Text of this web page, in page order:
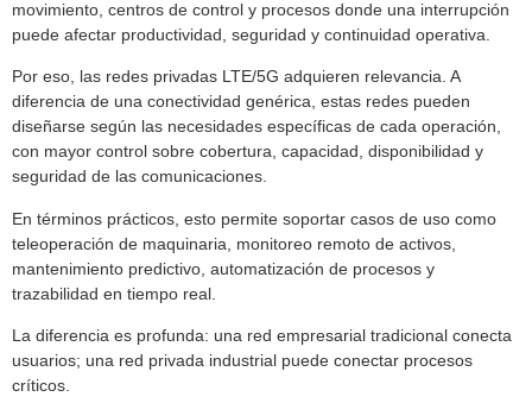
movimiento, centros de control y procesos donde una interrupción
puede afectar productividad, seguridad y continuidad operativa.
Por eso, las redes privadas LTE/5G adquieren relevancia. A
diferencia de una conectividad genérica, estas redes pueden
diseñarse según las necesidades específicas de cada operación,
con mayor control sobre cobertura, capacidad, disponibilidad y
seguridad de las comunicaciones.
En términos prácticos, esto permite soportar casos de uso como
teleoperación de maquinaria, monitoreo remoto de activos,
mantenimiento predictivo, automatización de procesos y
trazabilidad en tiempo real.
La diferencia es profunda: una red empresarial tradicional conecta
usuarios; una red privada industrial puede conectar procesos
críticos.